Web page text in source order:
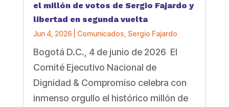
el millón de votos de Sergio Fajardo y
libertad en segunda vuelta
Jun 4, 2026 Comunicados Sergio Fajardo
Bogotá D.C., 4 de junio de 2026 El
Comité Ejecutivo Nacional de
Dignidad & Compromiso celebra con
inmenso orgullo el histórico millón de